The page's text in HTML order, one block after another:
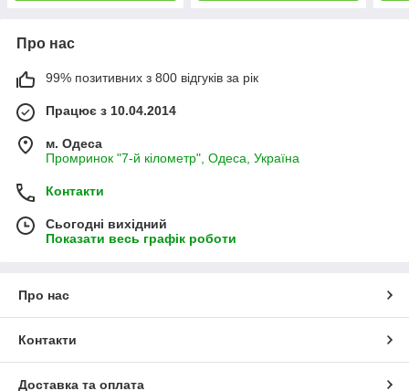
Про нас
99% позитивних з 800 відгуків за рік
Працює з 10.04.2014
м. Одеса
Промринок "7-й кілометр", Одеса, Україна
Контакти
Сьогодні вихідний
Показати весь графік роботи
Про нас
Контакти
Доставка та оплата